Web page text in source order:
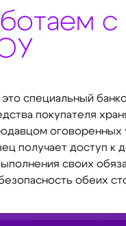
с
специальный
покупателя
оговоренных
получает доступ к
своих
обеих